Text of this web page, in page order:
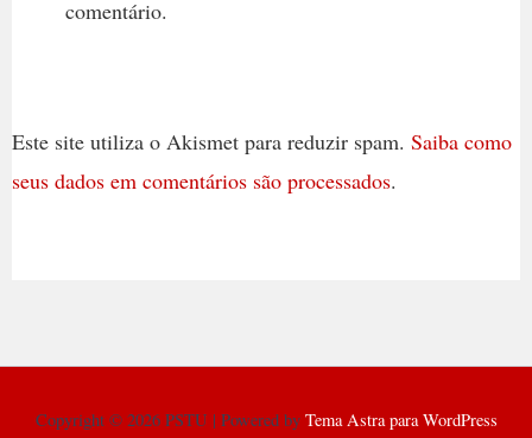
comentário.
Este site utiliza o Akismet para reduzir spam. Saiba como
seus dados em comentários são processados.
Copyright © 2026 PSTU | Powered by Tema Astra para WordPress